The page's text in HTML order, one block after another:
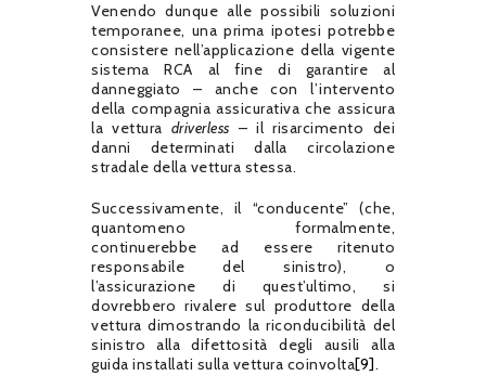
Venendo dunque alle possibili soluzioni
temporanee, una prima ipotesi potrebbe
consistere nell’applicazione della vigente
sistema RCA al fine di garantire al
danneggiato – anche con l’intervento
della compagnia assicurativa che assicura
la vettura driverless – il risarcimento dei
danni determinati dalla circolazione
stradale della vettura stessa.
Successivamente, il “conducente” (che,
quantomeno formalmente,
continuerebbe ad essere ritenuto
responsabile del sinistro), o
l’assicurazione di quest’ultimo, si
dovrebbero rivalere sul produttore della
vettura dimostrando la riconducibilità del
sinistro alla difettosità degli ausili alla
guida installati sulla vettura coinvolta[9].